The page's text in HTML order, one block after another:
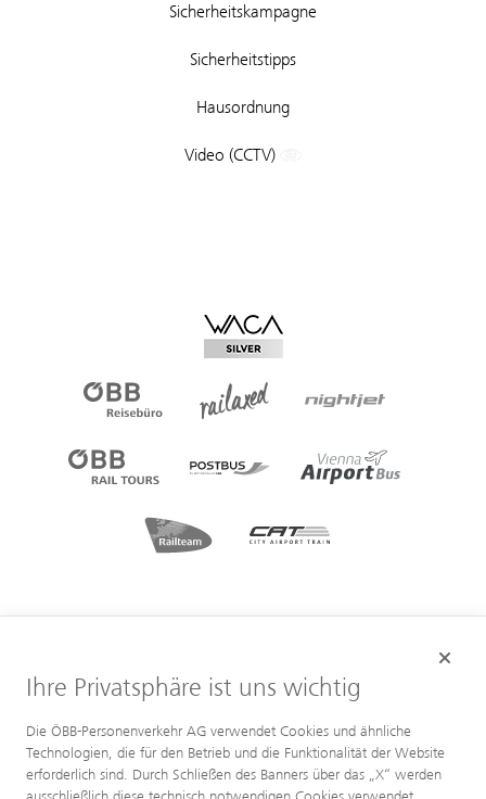
Ihre Privatsphäre ist uns wichtig
Die ÖBB-Personenverkehr AG verwendet Cookies und ähnliche
Technologien, die für den Betrieb und die Funktionalität der Website
erforderlich sind. Durch Schließen des Banners über das „X“ werden
Sicherheitskampagne
Sicherheitstipps
Hausordnung
Video (CCTV)